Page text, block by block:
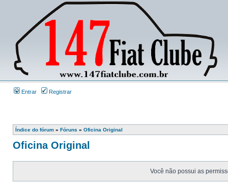
Entrar Registrar
Índice do fórum » Fóruns » Oficina Original
Oficina Original
Você não possui as